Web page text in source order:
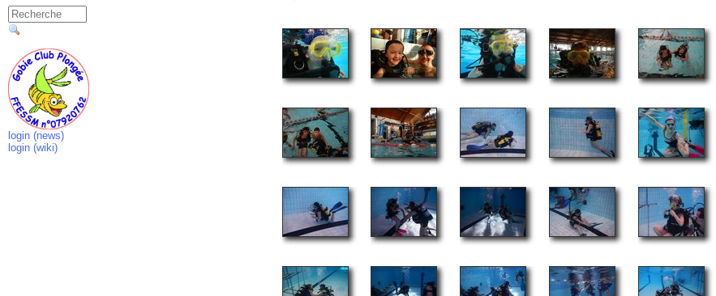
login (news)
login (wiki)